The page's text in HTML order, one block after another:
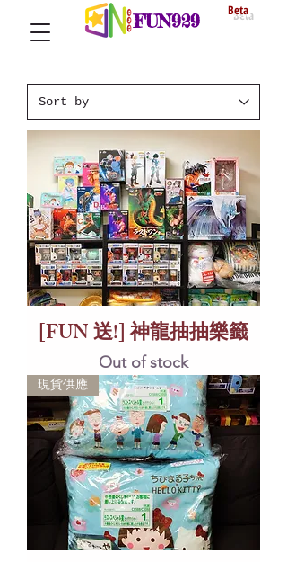
FUN929 Beta
[FUN 送!] 神龍抽抽樂籤
Out of stock
現貨供應